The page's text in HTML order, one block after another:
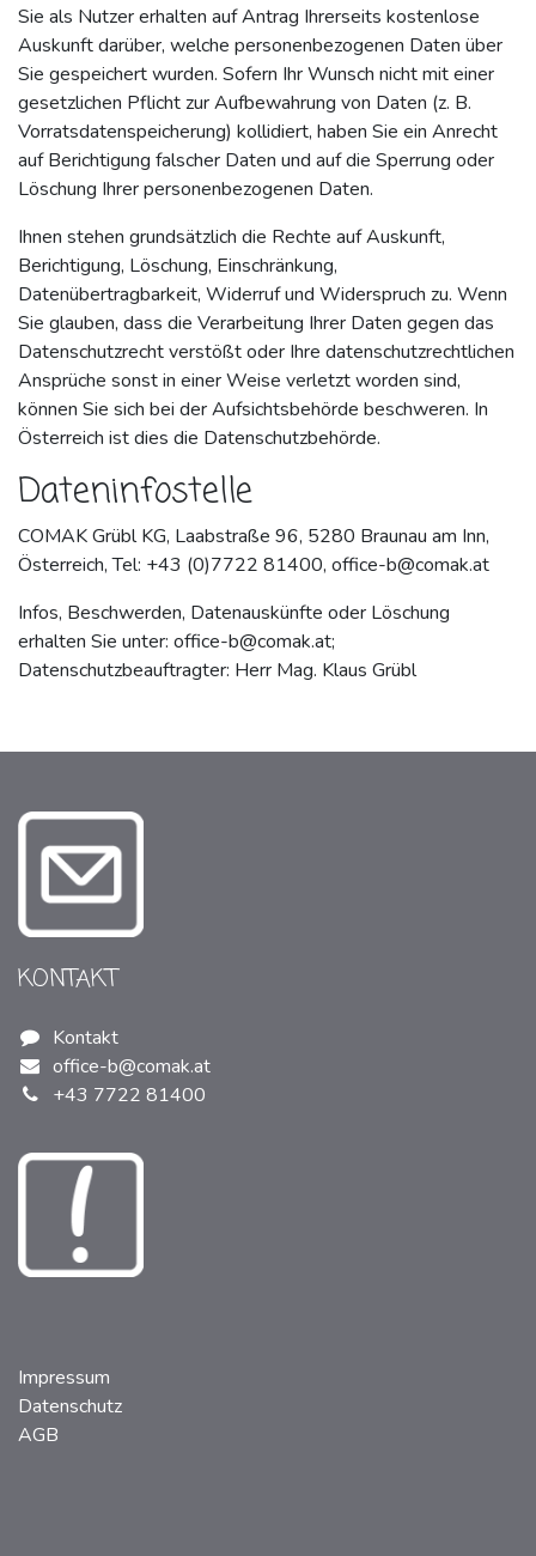
Sie als Nutzer erhalten auf Antrag Ihrerseits kostenlose
Auskunft darüber, welche personenbezogenen Daten über
Sie gespeichert wurden. Sofern Ihr Wunsch nicht mit einer
gesetzlichen Pflicht zur Aufbewahrung von Daten (z. B.
Vorratsdatenspeicherung) kollidiert, haben Sie ein Anrecht
auf Berichtigung falscher Daten und auf die Sperrung oder
Löschung Ihrer personenbezogenen Daten.
Ihnen stehen grundsätzlich die Rechte auf Auskunft,
Berichtigung, Löschung, Einschränkung,
Datenübertragbarkeit, Widerruf und Widerspruch zu. Wenn
Sie glauben, dass die Verarbeitung Ihrer Daten gegen das
Datenschutzrecht verstößt oder Ihre datenschutzrechtlichen
Ansprüche sonst in einer Weise verletzt worden sind,
können Sie sich bei der Aufsichtsbehörde beschweren. In
Österreich ist dies die Datenschutzbehörde.
Dateninfostelle
COMAK Grübl KG, Laabstraße 96, 5280 Braunau am Inn,
Österreich, Tel: +43 (0)7722 81400, office-b@comak.at
Infos, Beschwerden, Datenauskünfte oder Löschung
erhalten Sie unter: office-b@comak.at;
Datenschutzbeauftragter: Herr Mag. Klaus Grübl
Impressum
Datenschutz
AGB
KONTAKT
Kontakt
office-b@comak.at
+43 7722 81400